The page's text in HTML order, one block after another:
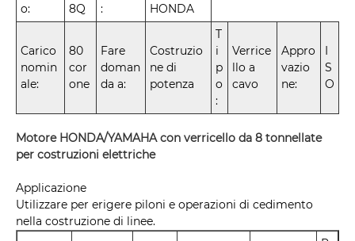
o:
8Q
:
HONDA
Carico
nomin
ale:
80
cor
one
Fare
doman
da a:
Costruzio
ne di
potenza
T
i
p
o
:
Verrice
llo a
cavo
Appro
vazio
ne:
I
S
O
Motore HONDA/YAMAHA con verricello da 8 tonnellate
per costruzioni elettriche
Applicazione
Utilizzare per erigere piloni e operazioni di cedimento
nella costruzione di linee.